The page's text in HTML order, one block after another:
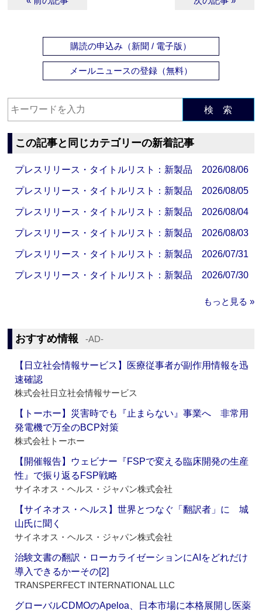
購読の申込み（新聞 / 電子版）
メールニュースの登録（無料）
検 索
この記事と同じカテゴリーの新着記事
プレスリリース・タイトルリスト：新製品 2026/08/06
プレスリリース・タイトルリスト：新製品 2026/08/05
プレスリリース・タイトルリスト：新製品 2026/08/04
プレスリリース・タイトルリスト：新製品 2026/08/03
プレスリリース・タイトルリスト：新製品 2026/07/31
プレスリリース・タイトルリスト：新製品 2026/07/30
もっと見る »
おすすめ情報 ‐AD‐
【日立社会情報サービス】医療従事者が副作用情報を迅
速確認
株式会社日立社会情報サービス
【トーホー】災害時でも『止まらない』事業へ 非常用
発電機で万全のBCP対策
株式会社トーホー
【開催報告】ウェビナー『FSPで変える臨床開発の生産
性』で振り返るFSP戦略
サイネオス・ヘルス・ジャパン株式会社
【サイネオス・ヘルス】世界とつなぐ「翻訳者」に 城
山氏に聞く
サイネオス・ヘルス・ジャパン株式会社
治験文書の翻訳・ローカライゼーションにAIをどれだけ
導入できるかーその[2]
TRANSPERFECT INTERNATIONAL LLC
グローバルCDMOのApeloa、日本市場に本格展開し医薬